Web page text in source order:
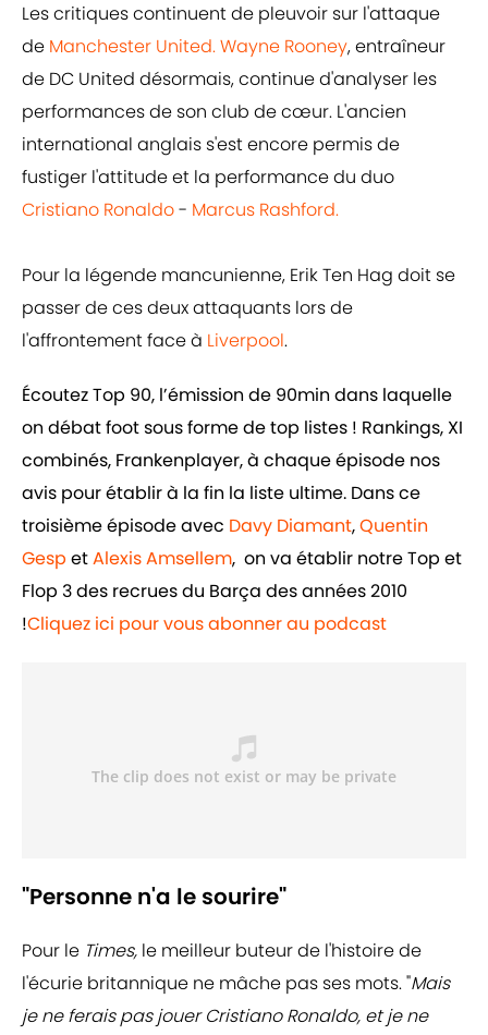
Les critiques continuent de pleuvoir sur l'attaque
de Manchester United.Wayne Rooney, entraîneur
de DC United désormais, continue d'analyser les
performances de son club de cœur. L'ancien
international anglais s'est encore permis de
fustiger l'attitude et la performance du duo
Cristiano Ronaldo- Marcus Rashford.
Pour la légende mancunienne, Erik Ten Hag doit se
passer de ces deux attaquants lors de
l'affrontement face à Liverpool.
Écoutez Top 90, l’émission de 90min dans laquelle
on débat foot sous forme de top listes ! Rankings, XI
combinés, Frankenplayer, à chaque épisode nos
avis pour établir à la fin la liste ultime. Dans ce
troisième épisode avec Davy Diamant,Quentin
Gesp etAlexis Amsellem, on va établir notre Top et
Flop 3 des recrues du Barça des années 2010
!Cliquez ici pour vous abonner au podcast
"Personne n'a le sourire"
Pour le Times, le meilleur buteur de l'histoire de
l'écurie britannique ne mâche pas ses mots. "Mais
je ne ferais pas jouer Cristiano Ronaldo, et je ne